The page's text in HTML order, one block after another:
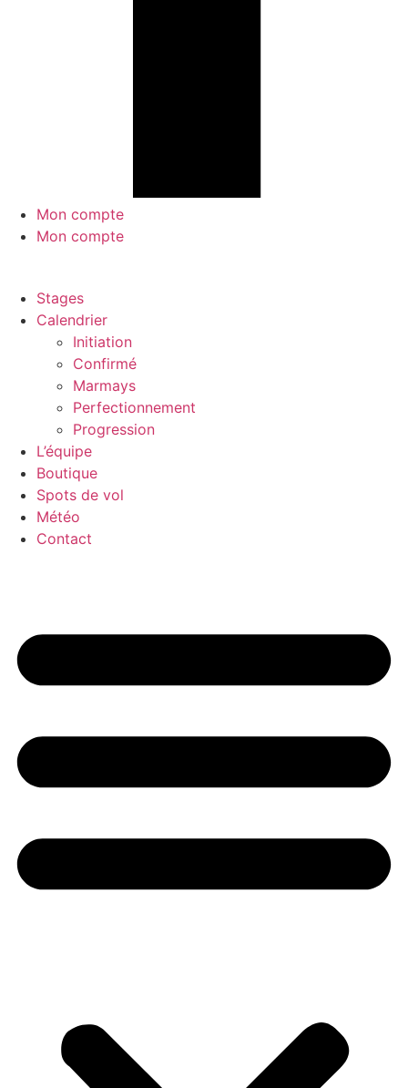
Mon compte
Mon compte
Stages
Calendrier
Initiation
Confirmé
Marmays
Perfectionnement
Progression
L’équipe
Boutique
Spots de vol
Météo
Contact